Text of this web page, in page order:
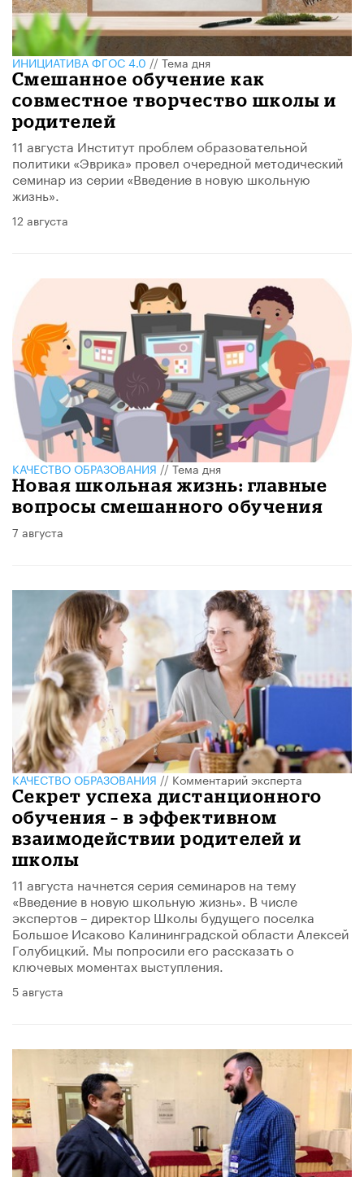
ИНИЦИАТИВА ФГОС 4.0//Тема дня
Смешанное обучение как
совместное творчество школы и
родителей
11 августа Институт проблем образовательной
политики «Эврика» провел очередной методический
семинар из серии «Введение в новую школьную
жизнь».
12 августа
КАЧЕСТВО ОБРАЗОВАНИЯ//Тема дня
Новая школьная жизнь: главные
вопросы смешанного обучения
7 августа
КАЧЕСТВО ОБРАЗОВАНИЯ //Комментарий эксперта
Секрет успеха дистанционного
обучения – в эффективном
взаимодействии родителей и
школы
11 августа начнется серия семинаров на тему
«Введение в новую школьную жизнь». В числе
экспертов – директор Школы будущего поселка
Большое Исаково Калининградской области Алексей
Голубицкий. Мы попросили его рассказать о
ключевых моментах выступления.
5 августа